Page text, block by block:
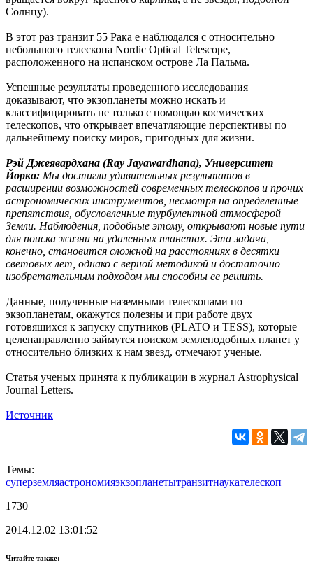
Солнцу).
В этот раз транзит 55 Рака e наблюдался с относительно
небольшого телескопа Nordic Optical Telescope,
расположенного на испанском острове Ла Пальма.
Успешные результаты проведенного исследования
доказывают, что экзопланеты можно искать и
классифицировать не только с помощью космических
телескопов, что открывает впечатляющие перспективы по
дальнейшему поиску миров, пригодных для жизни.
Рэй Джеявардхана (Ray Jayawardhana), Университет
Йорка: Мы достигли удивительных результатов в
расширении возможностей современных телескопов и прочих
астрономических инструментов, несмотря на определенные
препятствия, обусловленные турбулентной атмосферой
Земли. Наблюдения, подобные этому, открывают новые пути
для поиска жизни на удаленных планетах. Эта задача,
конечно, становится сложной на расстояниях в десятки
световых лет, однако с верной методикой и достаточно
изобретательным подходом мы способны ее решить.
Данные, полученные наземными телескопами по
экзопланетам, окажутся полезны и при работе двух
готовящихся к запуску спутников (PLATO и TESS), которые
целенаправленно займутся поиском землеподобных планет у
относительно близких к нам звезд, отмечают ученые.
Статья ученых принята к публикации в журнал Astrophysical
Journal Letters.
Источник
Темы:
суперземляастрономияэкзопланетытранзитнаукателескоп
1730
2014.12.02 13:01:52
Читайте также: